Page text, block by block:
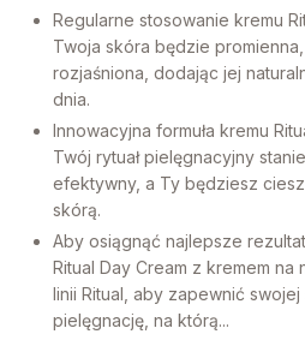
Regularne stosowanie kremu
Twoja skóra będzie
rozjaśniona, dodając jej
dnia.
Innowacyjna formuła kremu
Twój rytuał pielęgnacyjny
efektywny, a Ty będziesz
skórą.
Aby osiągnąć najlepsze
Ritual Day Cream z kremem
linii Ritual, aby zapewnić
pielęgnację, na którą...